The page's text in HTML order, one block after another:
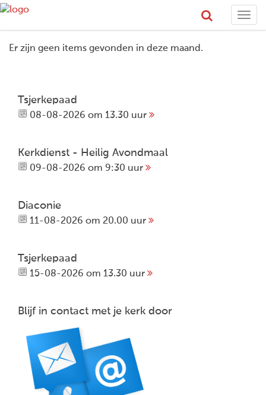
Er zijn geen items gevonden in deze maand.
Tsjerkepaad
08-08-2026 om 13.30 uur
Kerkdienst - Heilig Avondmaal
09-08-2026 om 9:30 uur
Diaconie
11-08-2026 om 20.00 uur
Tsjerkepaad
15-08-2026 om 13.30 uur
Blijf in contact met je kerk door